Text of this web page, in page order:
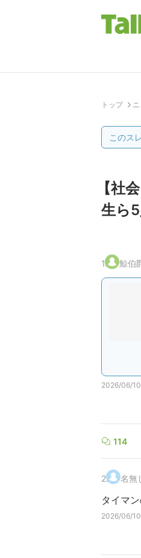
トップ
このス
【社
生ら
1. 鯨伯
2026/06/
114
2. 名無
タイマ
2026/06/